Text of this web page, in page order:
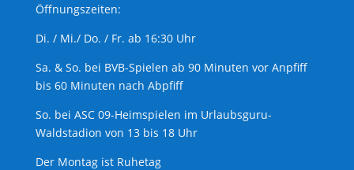
Öffnungszeiten:
Di. / Mi./ Do. / Fr. ab 16:30 Uhr
Sa. & So. bei BVB-Spielen ab 90 Minuten vor Anpfiff
bis 60 Minuten nach Abpfiff
So. bei ASC 09-Heimspielen im Urlaubsguru-
Waldstadion von 13 bis 18 Uhr
Der Montag ist Ruhetag